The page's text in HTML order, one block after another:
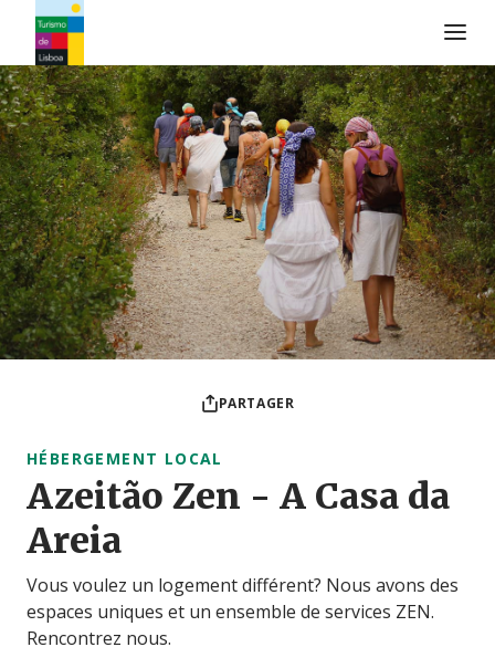
Logo de Turismo de Lisboa
PARTAGER
HÉBERGEMENT LOCAL
Azeitão Zen - A Casa da
Areia
Vous voulez un logement différent? Nous avons des
espaces uniques et un ensemble de services ZEN.
Rencontrez nous.